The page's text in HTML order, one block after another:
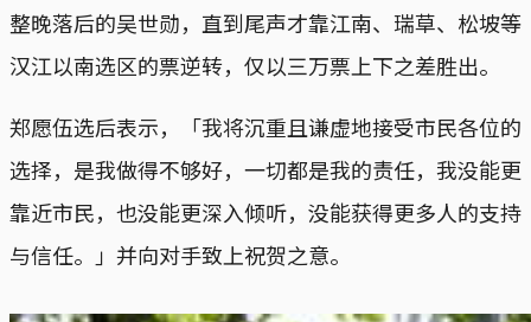
整晚落后的吴世勋，直到尾声才靠江南、瑞草、松坡等
汉江以南选区的票逆转，仅以三万票上下之差胜出。
郑愿伍选后表示，「我将沉重且谦虚地接受市民各位的
选择，是我做得不够好，一切都是我的责任，我没能更
靠近市民，也没能更深入倾听，没能获得更多人的支持
与信任。」并向对手致上祝贺之意。